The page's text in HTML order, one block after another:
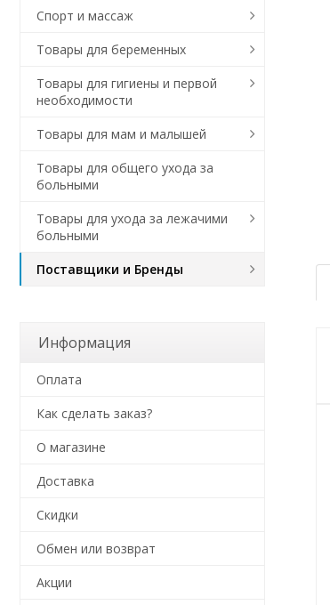
Спорт и массаж
Товары для беременных
Товары для гигиены и первой
необходимости
Товары для мам и малышей
Товары для общего ухода за
больными
Товары для ухода за лежачими
больными
Поставщики и Бренды
Информация
Оплата
Как сделать заказ?
О магазине
Доставка
Скидки
Обмен или возврат
Акции